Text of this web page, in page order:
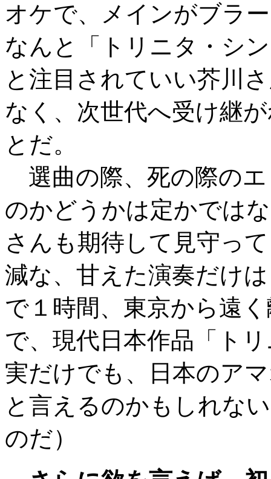
オケで、メインがブラ
なんと「トリニタ・シ
と注目されていい芥川
なく、次世代へ受け継
とだ。
選曲の際、死の際の
のかどうかは定かでは
さんも期待して見守っ
減な、甘えた演奏だけ
で１時間、東京から遠
で、現代日本作品「ト
実だけでも、日本のア
と言えるのかもしれな
のだ）